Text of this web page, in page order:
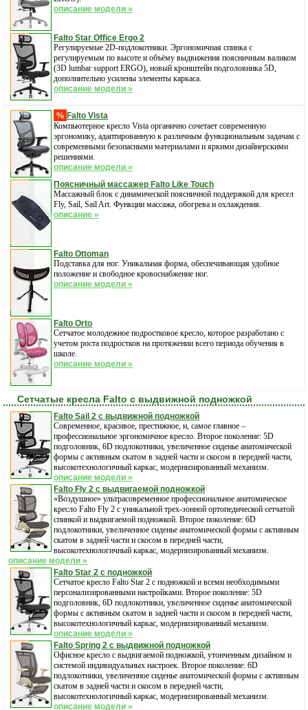
описание модели »
Falto Star Office Ergo 2
Регулируемые 2D-подлокотники. Эргономичная спинка с
регулируемым по высоте и объёму выдвижения поясничным валиком
(3D lumbar support ERGO), новый кронштейн подголовника 5D,
дополнительно усилены элементы каркаса.
описание модели »
% Falto Vista
Компьютерное кресло Vista органично сочетает современную
эргономику, адаптированную к различным функциональным задачам с
современными безопасными материалами и яркими дизайнерскими
решениями.
описание модели »
Поясничный массажер Falto Like Touch
Массажный блок с динамической поясничной поддержкой для кресел
Fly, Sail, Sail Art. Функции массажа, обогрева и охлаждения.
описание »
Falto Ottoman
Подставка для ног. Уникальная форма, обеспечивающая удобное
положение и свободное кровоснабжение ног.
описание модели »
Falto Orto
Cетчатое молодежное подростковое кресло, которое разработано с
учетом роста подростков на протяжении всего периода обучения в
школе.
описание модели »
Сетчатые кресла Falto с выдвижной подножкой
Falto Sail 2 с выдвижной подножкой
Современное, красивое, престижное, и, самое главное –
профессиональное эргономичное кресло. Второе поколение: 5D
подголовник, 6D подлокотники, увеличенное сиденье анатомической
формы с активным скатом в задней части и скосом в передней части,
высокотехнологичный каркас, модернизированный механизм.
описание модели »
Falto Fly 2 с выдвигаемой подножкой
«Воздушное» ультрасовременное профессиональное анатомическое
кресло Falto Fly 2 с уникальной трех-зонной ортопедической сетчатой
спинкой и выдвигаемой подножкой. Второе поколение: 6D
подлокотники, увеличенное сиденье анатомической формы с активным
скатом в задней части и скосом в передней части,
высокотехнологичный каркас, модернизированный механизм.
описание модели »
Falto Star 2 с подножкой
Сетчатое кресло Falto Star 2 с подножкой и всеми необходимыми
персонализированными настройками. Второе поколение: 5D
подголовник, 6D подлокотники, увеличенное сиденье анатомической
формы с активным скатом в задней части и скосом в передней части,
высокотехнологичный каркас, модернизированный механизм.
описание модели »
Falto Spring 2 с выдвижной подножкой
Офисное кресло с выдвигаемой подножкой, утонченным дизайном и
системой индивидуальных настроек. Второе поколение: 6D
подлокотники, увеличенное сиденье анатомической формы с активным
скатом в задней части и скосом в передней части,
высокотехнологичный каркас, модернизированный механизм.
описание модели »